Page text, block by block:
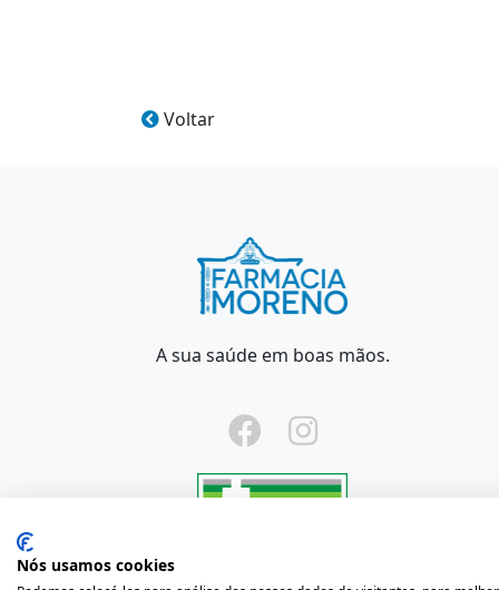
Voltar
A sua saúde em boas mãos.
Nós usamos cookies